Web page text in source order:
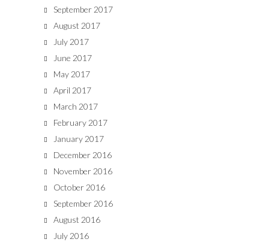
September 2017
August 2017
July 2017
June 2017
May 2017
April 2017
March 2017
February 2017
January 2017
December 2016
November 2016
October 2016
September 2016
August 2016
July 2016